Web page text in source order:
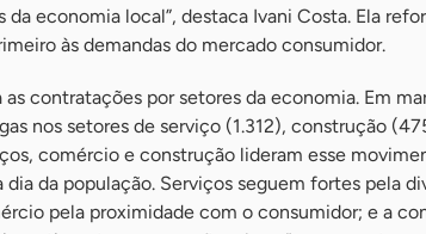
economia local”, destaca Ivani Costa. Ela
às demandas do mercado consumidor.
contratações por setores da economia. Em
nos setores de serviço (1.312), construção
comércio e construção lideram esse
da população. Serviços seguem fortes pela
pela proximidade com o consumidor; e a